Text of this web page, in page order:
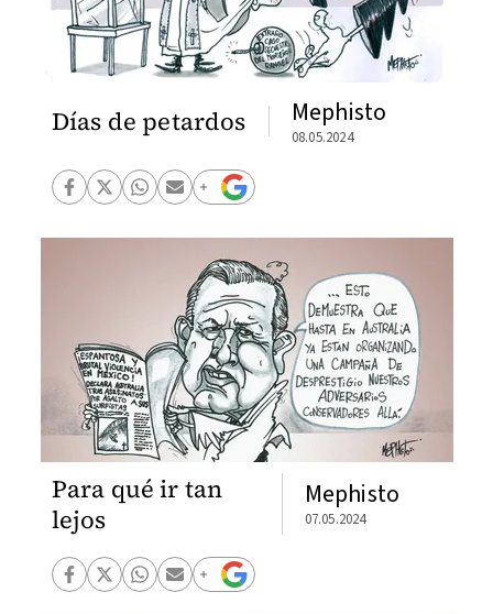
Días de petardos Mephisto
08.05.2024
Para qué ir tan
lejos
Mephisto
07.05.2024